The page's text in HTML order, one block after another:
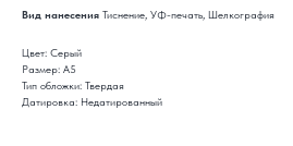
Вид нанесения Тиснение, УФ-печать, Шелкография
Цвет: Серый
Размер: А5
Тип обложки: Твердая
Датировка: Недатированный